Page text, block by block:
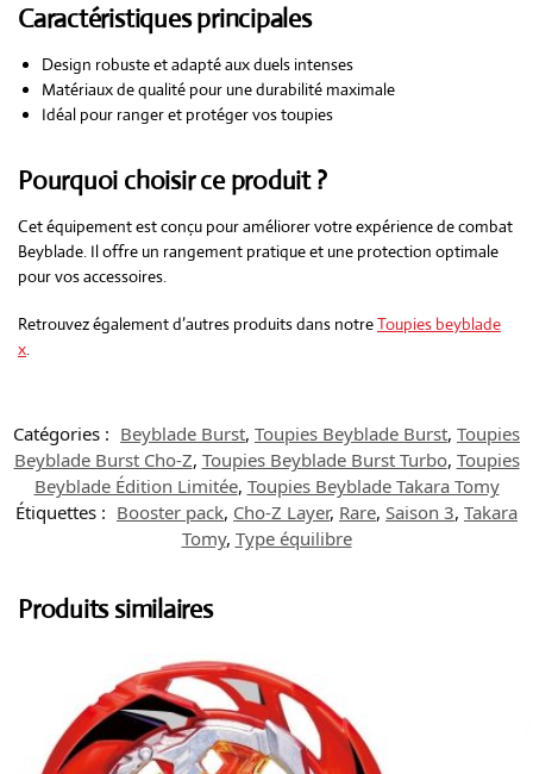
Caractéristiques principales
Design robuste et adapté aux duels intenses
Matériaux de qualité pour une durabilité maximale
Idéal pour ranger et protéger vos toupies
Pourquoi choisir ce produit ?
Cet équipement est conçu pour améliorer votre expérience de combat
Beyblade. Il offre un rangement pratique et une protection optimale
pour vos accessoires.
Retrouvez également d’autres produits dans notreToupies beyblade
x.
Catégories : Beyblade Burst, Toupies Beyblade Burst, Toupies
Beyblade Burst Cho-Z, Toupies Beyblade Burst Turbo, Toupies
Beyblade Édition Limitée, Toupies Beyblade Takara Tomy
Étiquettes : Booster pack, Cho-Z Layer, Rare, Saison 3, Takara
Tomy, Type équilibre
Produits similaires